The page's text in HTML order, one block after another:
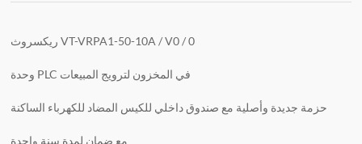
ريكسروث VT-VRPA1-50-10A / V0 / 0
وحدة PLC في المخزون لترويج المبيعات
حزمة جديدة وأصلية مع صندوق داخلي للكيس المضاد للكهرباء الساكنة
مع ضمان لمدة سنة واحدة